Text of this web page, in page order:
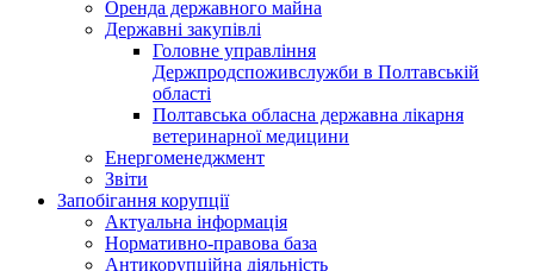
Оренда державного майна
Державні закупівлі
Головне управління
Держпродспоживслужби в Полтавській
області
Полтавська обласна державна лікарня
ветеринарної медицини
Енергоменеджмент
Звіти
Запобігання корупції
Актуальна інформація
Нормативно-правова база
Антикорупційна діяльність